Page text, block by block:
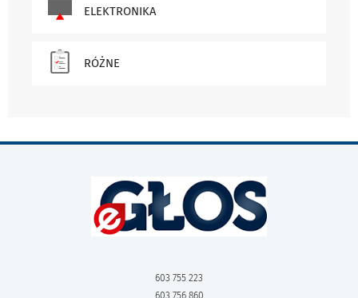
ELEKTRONIKA
RÓŻNE
603 755 223